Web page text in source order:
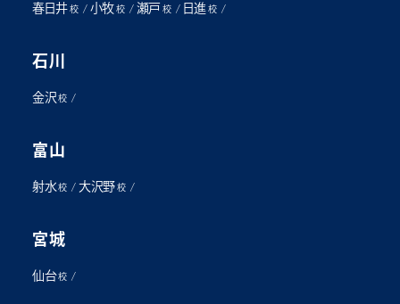
春日井 校/ 小牧 校/ 瀬戸 校/ 日進 校/
石川
金沢 校 /
富山
射水 校 / 大沢野 校/
宮城
仙台 校 /